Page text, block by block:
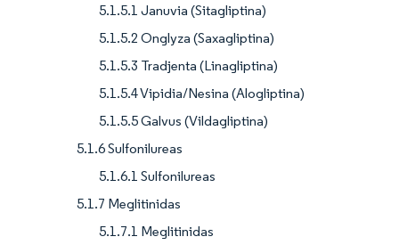
5.1.5.1 Januvia (Sitagliptina)
5.1.5.2 Onglyza (Saxagliptina)
5.1.5.3 Tradjenta (Linagliptina)
5.1.5.4 Vipidia/Nesina (Alogliptina)
5.1.5.5 Galvus (Vildagliptina)
5.1.6 Sulfonilureas
5.1.6.1 Sulfonilureas
5.1.7 Meglitinidas
5.1.7.1 Meglitinidas